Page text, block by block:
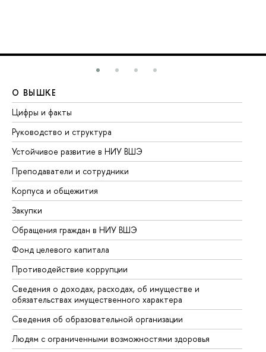
О ВЫШКЕ
Цифры и факты
Руководство и структура
Устойчивое развитие в НИУ ВШЭ
Преподаватели и сотрудники
Корпуса и общежития
Закупки
Обращения граждан в НИУ ВШЭ
Фонд целевого капитала
Противодействие коррупции
Сведения о доходах, расходах, об имуществе и
обязательствах имущественного характера
Сведения об образовательной организации
Людям с ограниченными возможностями здоровья